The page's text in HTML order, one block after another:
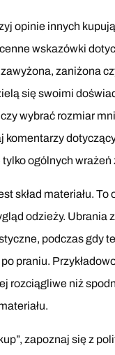
opinie innych
wskazówki
zaniżona
się swoimi
wybrać rozmiar
komentarzy
tylko ogólnych wrażeń
skład materiału. To
odzieży. Ubrania
podczas gdy
praniu.
rozciągliwe niż
zapoznaj się z